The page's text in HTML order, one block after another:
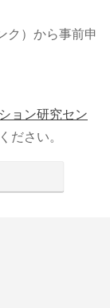
ク）から事前申
ョン研究セン
ださい。